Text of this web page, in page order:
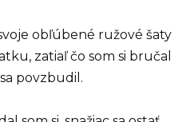
obľúbené ružové šaty
zatiaľ čo som si bručal
povzbudil.